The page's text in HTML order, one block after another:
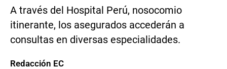
A través del Hospital Perú, nosocomio
itinerante, los asegurados accederán a
consultas en diversas especialidades.
Redacción EC